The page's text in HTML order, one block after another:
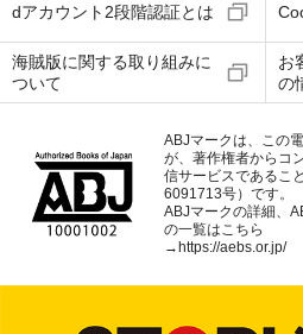
dアカウント2段階認証とは
海賊版に関する取り組みに
ついて
お
の
ABJマークは、この
が、著作権者からコ
信サービスであるこ
6091713号）です。
ABJマークの詳細、
の一覧はこちら
→ https://aebs.or.jp/